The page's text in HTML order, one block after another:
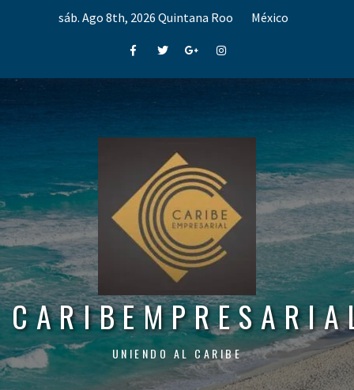
sáb. Ago 8th, 2026 Quintana Roo México
FacebookTwitterGoogle+Instagram
UNIENDO AL CARIBE